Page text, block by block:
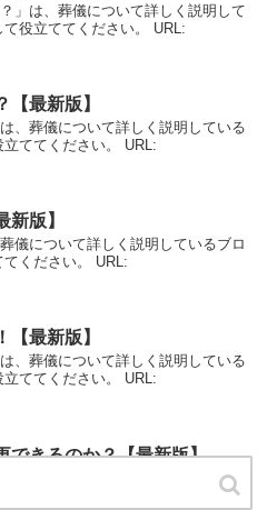
」は、葬儀について詳しく説明して
て役立ててください。 URL:
最新版】
、葬儀について詳しく説明している
立ててください。 URL:
版】
儀について詳しく説明しているブロ
てください。 URL:
最新版】
、葬儀について詳しく説明している
立ててください。 URL:
できるのか？【最新版】
るのか？」は、葬儀について詳しく
訪問して役立ててください。 URL: